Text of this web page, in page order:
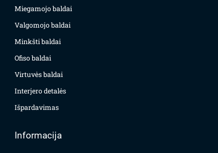
Miegamojo baldai
Valgomojo baldai
Minkšti baldai
Ofiso baldai
Virtuvės baldai
Interjero detalės
Išpardavimas
Informacija